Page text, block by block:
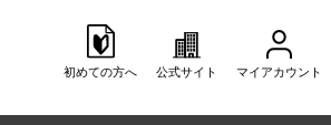
初めての方へ 公式サイト マイアカウント